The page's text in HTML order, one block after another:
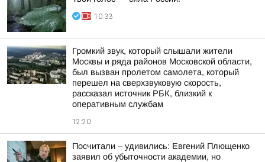
10:33
Громкий звук, который слышали жители
Москвы и ряда районов Московской области,
был вызван пролетом самолета, который
перешел на сверхзвуковую скорость,
рассказал источник РБК, близкий к
оперативным службам
12:20
Посчитали – удивились: Евгений Плющенко
заявил об убыточности академии, но